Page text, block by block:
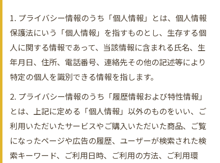
1. プライバシー情報のうち「個人情報」とは、個人情報
保護法にいう「個人情報」を指すものとし、生存する個
人に関する情報であって、当該情報に含まれる氏名、生
年月日、住所、電話番号、連絡先その他の記述等により
特定の個人を識別できる情報を指します。
2. プライバシー情報のうち「履歴情報および特性情報」
とは、上記に定める「個人情報」以外のものをいい、ご
利用いただいたサービスやご購入いただいた商品、ご覧
になったページや広告の履歴、ユーザーが検索された検
索キーワード、ご利用日時、ご利用の方法、ご利用環